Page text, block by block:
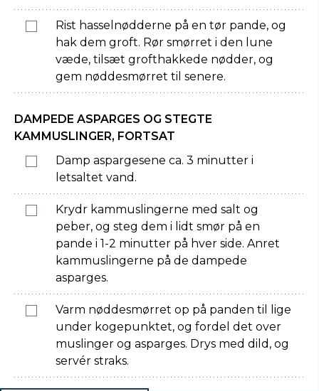
Rist hasselnødderne på en tør pande, og
hak dem groft. Rør smørret i den lune
væde, tilsæt grofthakkede nødder, og
gem nøddesmørret til senere.
DAMPEDE ASPARGES OG STEGTE
KAMMUSLINGER, FORTSAT
Damp aspargesene ca. 3 minutter i
letsaltet vand.
Krydr kammuslingerne med salt og
peber, og steg dem i lidt smør på en
pande i 1-2 minutter på hver side. Anret
kammuslingerne på de dampede
asparges.
Varm nøddesmørret op på panden til lige
under kogepunktet, og fordel det over
muslinger og asparges. Drys med dild, og
servér straks.